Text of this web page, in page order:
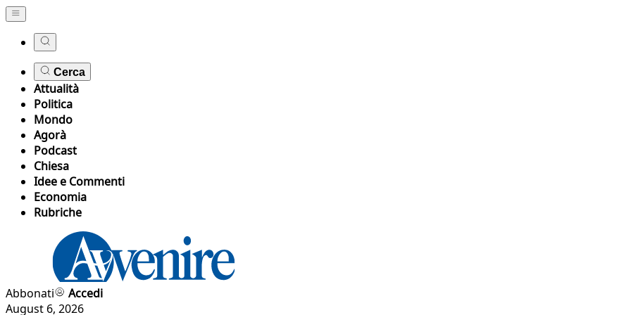
Cerca
Attualità
Politica
Mondo
Agorà
Podcast
Chiesa
Idee e Commenti
Economia
Rubriche
Abbonati
Accedi
August 6, 2026